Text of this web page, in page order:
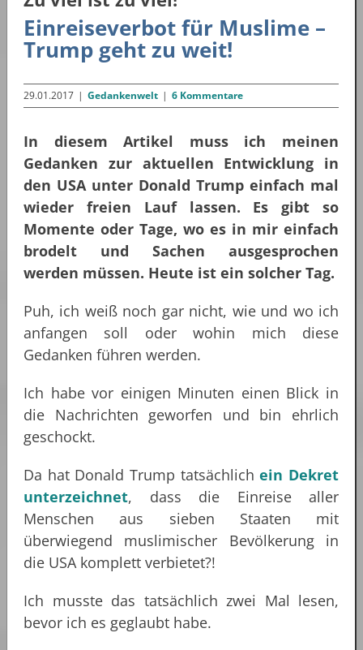
Einreiseverbot für Muslime –
Trump geht zu weit!
29.01.2017 | Gedankenwelt | 6 Kommentare
In diesem Artikel muss ich meinen
Gedanken zur aktuellen Entwicklung in
den USA unter Donald Trump einfach mal
wieder freien Lauf lassen. Es gibt so
Momente oder Tage, wo es in mir einfach
brodelt und Sachen ausgesprochen
werden müssen. Heute ist ein solcher Tag.
Puh, ich weiß noch gar nicht, wie und wo ich
anfangen soll oder wohin mich diese
Gedanken führen werden.
Ich habe vor einigen Minuten einen Blick in
die Nachrichten geworfen und bin ehrlich
geschockt.
Da hat Donald Trump tatsächlichein Dekret
unterzeichnet, dass die Einreise aller
Menschen aus sieben Staaten mit
überwiegend muslimischer Bevölkerung in
die USA komplett verbietet?!
Ich musste das tatsächlich zwei Mal lesen,
bevor ich es geglaubt habe.